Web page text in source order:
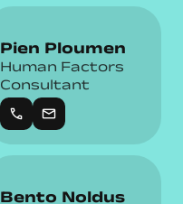
Pien Ploumen
Human Factors
Consultant
call mail
Bento Noldus